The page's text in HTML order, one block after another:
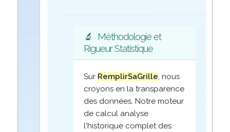
🔬
Méthodologie et
Rigueur Statistique
Sur RemplirSaGrille, nous
croyons en la transparence
des données. Notre moteur
de calcul analyse
l'historique complet des